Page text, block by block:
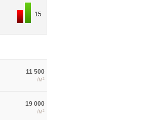
15
11 500
/м²
19 000
/м²